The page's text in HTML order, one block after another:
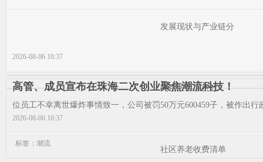
发展现状与产业链分
2026-08-06 10:37
码那些事手机数
2026-08-06 10:37
社区养老收费清单
高管、成员宣布在珠海二次创业聚焦潮流科技！
位员工不幸离世爆炸事情致一，公司被罚50万元600459子，被作出
标签：潮流